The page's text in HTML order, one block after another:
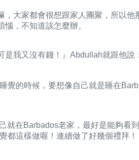
大家都會很想跟家人團聚，所以
，不知道該怎麼辦。
我又沒有錢！』Abdullah就跟他說
的時候，要想像自己就是睡在
在Barbados老家，最好是能夠
都這樣做喔！連續做了好幾個禮拜！